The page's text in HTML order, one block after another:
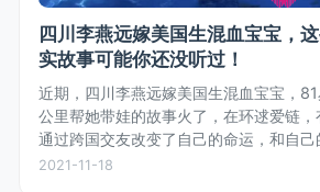
四川李燕远嫁美国生混血宝宝，
实故事可能你还没听过！
近期，四川李燕远嫁美国生混血宝宝，
公里帮她带娃的故事火了，在环逑爱链，
通过跨国交友改变了自己的命运，和自己
的真实故事。
2021-11-18